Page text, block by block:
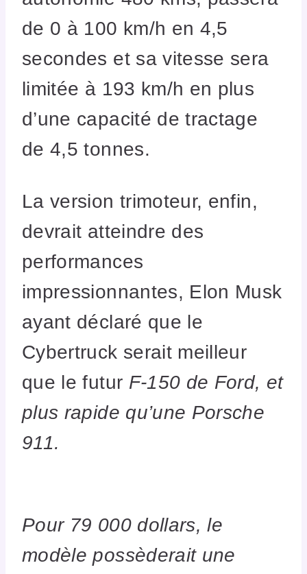
de 0 à 100 km/h en 4,5
secondes et sa vitesse sera
limitée à 193 km/h en plus
d’une capacité de tractage
de 4,5 tonnes.
La version trimoteur, enfin,
devrait atteindre des
performances
impressionnantes, Elon Musk
ayant déclaré que le
Cybertruck serait meilleur
que le futur F-150 de Ford, et
plus rapide qu’une Porsche
911.
Pour 79 000 dollars, le
modèle possèderait une